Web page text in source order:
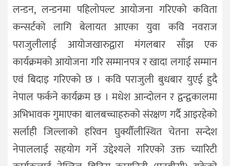
लन्डन, लन्डनमा पहिलोपल्ट आयोजना गरिएको कविता
कन्सर्टको लागि बेलायत आएका युवा कवि नवराज
पराजुलीलाई आयोजखारुद्वारा मंगलबार साँझ एक
कार्यक्रमको आयोजना गरि सम्मानपत्र र खादा लगाई सम्मान
एवं बिदाइ गरिएको छ । कवि पराजुली बुधबार युएई हुदै
नेपाल फर्कने कार्यक्रम छ । मधेश आन्दोलन र द्वन्द्वकालमा
अभिभावक गुमाएका बालबच्चाहरुको संरक्षण गर्दै आइरहेको
सर्लाही जिल्लाको हरिवन घुर्क्यौलीस्थित चेतना सन्देश
नेपाललाई सहयोग गर्ने उद्देश्यले गरिएको उक्त च्यारिटी